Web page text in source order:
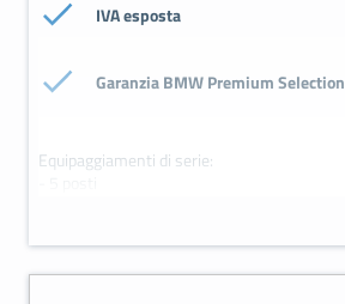
IVA esposta
Garanzia BMW Premium Selection
Equipaggiamenti di serie:
- Airbag guida
- Airbag laterali